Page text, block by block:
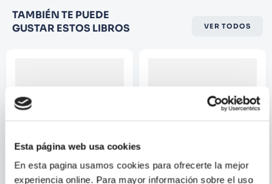
Esta página web usa cookies
En esta pagina usamos cookies para ofrecerte la mejor
experiencia online. Para mayor información sobre el uso
Califique el producto de 1 a 5
estrellas
TAMBIÉN TE PUEDE
GUSTAR ESTOS LIBROS
VER TODOS